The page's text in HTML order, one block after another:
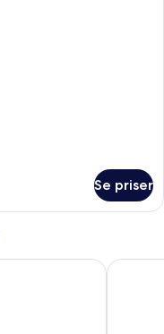
Se priser
Hotel